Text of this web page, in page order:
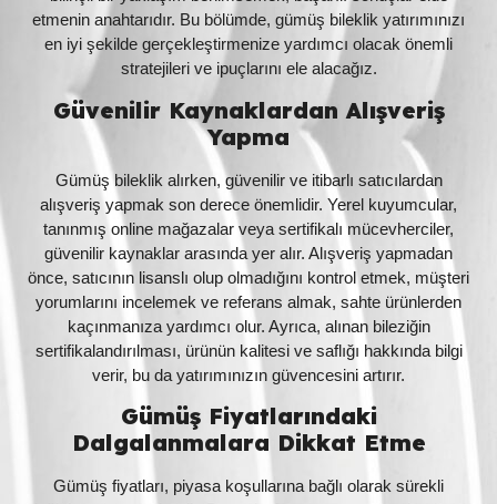
etmenin anahtarıdır. Bu bölümde, gümüş bileklik yatırımınızı
en iyi şekilde gerçekleştirmenize yardımcı olacak önemli
stratejileri ve ipuçlarını ele alacağız.
Güvenilir Kaynaklardan Alışveriş
Yapma
Gümüş bileklik alırken, güvenilir ve itibarlı satıcılardan
alışveriş yapmak son derece önemlidir. Yerel kuyumcular,
tanınmış online mağazalar veya sertifikalı mücevherciler,
güvenilir kaynaklar arasında yer alır. Alışveriş yapmadan
önce, satıcının lisanslı olup olmadığını kontrol etmek, müşteri
yorumlarını incelemek ve referans almak, sahte ürünlerden
kaçınmanıza yardımcı olur. Ayrıca, alınan bileziğin
sertifikalandırılması, ürünün kalitesi ve saflığı hakkında bilgi
verir, bu da yatırımınızın güvencesini artırır.
Gümüş Fiyatlarındaki
Dalgalanmalara Dikkat Etme
Gümüş fiyatları, piyasa koşullarına bağlı olarak sürekli